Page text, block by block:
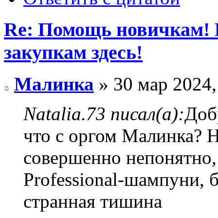
Re: Помощь новичкам!
закупкам здесь!
Малинка » 30 мар
Natalia.73 писал(а):
что с оргом Малинка?
совершенно
Professional-шампуни,
странная тишина